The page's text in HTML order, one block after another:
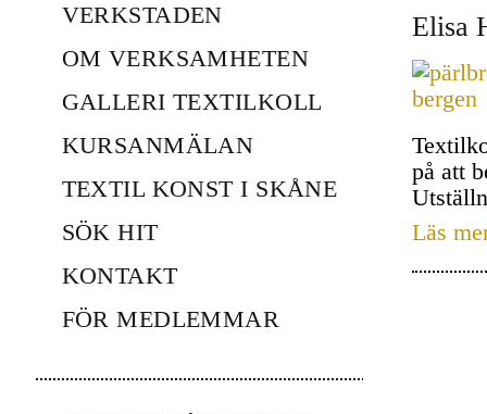
Elisa
på att
Läs
VERKSTADEN
OM VERKSAMHETEN
GALLERI TEXTILKOLL
KURSANMÄLAN
TEXTIL KONST I SKÅNE
SÖK HIT
KONTAKT
FÖR MEDLEMMAR